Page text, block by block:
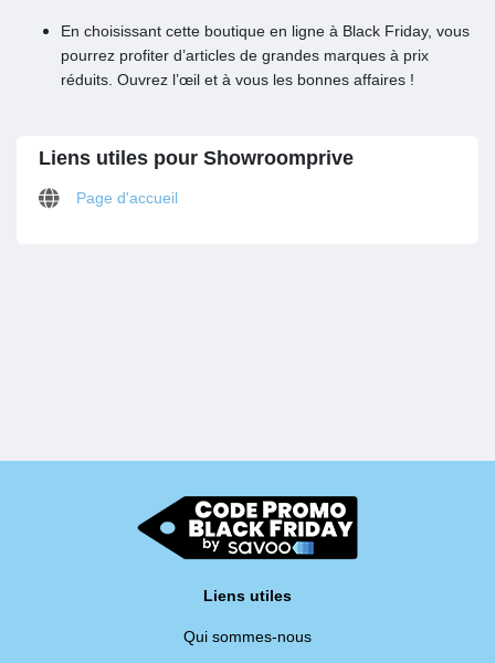
En choisissant cette boutique en ligne à Black Friday, vous
pourrez profiter d’articles de grandes marques à prix
réduits. Ouvrez l’œil et à vous les bonnes affaires !
Liens utiles pour Showroomprive
Page d'accueil
Liens utiles
Qui sommes-nous